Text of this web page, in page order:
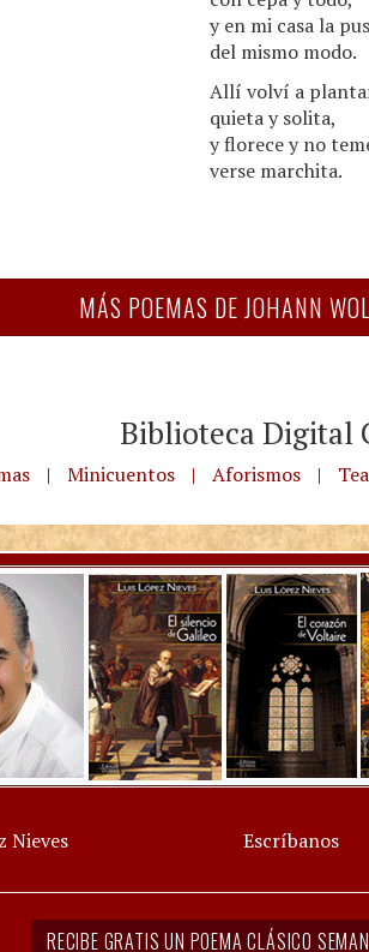
y en mi casa la
del mismo modo.
Allí volví a
quieta y solita,
y florece y no
verse marchita.
MÁS POEMAS DE JOHANN
Biblioteca Digital
| Minicuentos | Aforismos |
Nieves Escríbanos
RECIBE GRATIS UN POEMA CLÁSICO